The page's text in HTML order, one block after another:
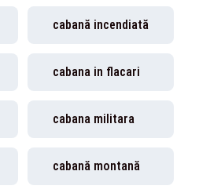
cabană incendiată
cabana in flacari
cabana militara
cabană montană